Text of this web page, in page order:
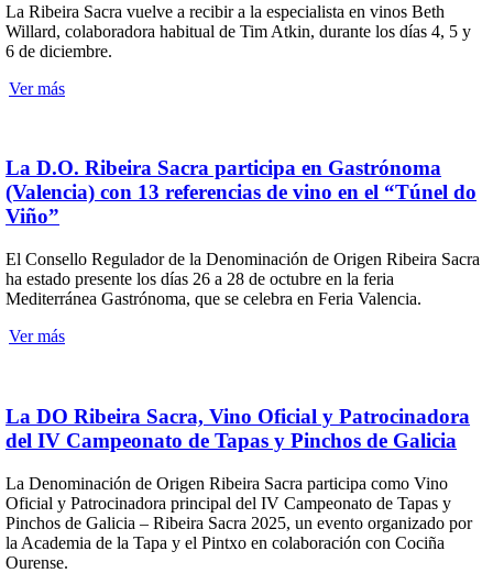
La Ribeira Sacra vuelve a recibir a la especialista en vinos Beth
Willard, colaboradora habitual de Tim Atkin, durante los días 4, 5 y
6 de diciembre.
Ver más
La D.O. Ribeira Sacra participa en Gastrónoma
(Valencia) con 13 referencias de vino en el “Túnel do
Viño”
El Consello Regulador de la Denominación de Origen Ribeira Sacra
ha estado presente los días 26 a 28 de octubre en la feria
Mediterránea Gastrónoma, que se celebra en Feria Valencia.
Ver más
La DO Ribeira Sacra, Vino Oficial y Patrocinadora
del IV Campeonato de Tapas y Pinchos de Galicia
La Denominación de Origen Ribeira Sacra participa como Vino
Oficial y Patrocinadora principal del IV Campeonato de Tapas y
Pinchos de Galicia – Ribeira Sacra 2025, un evento organizado por
la Academia de la Tapa y el Pintxo en colaboración con Cociña
Ourense.